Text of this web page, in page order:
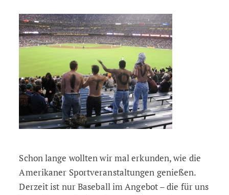
Rätselhafter Volkssport: Baseball bei
Schon lange wollten wir mal erkunden, wie die
Amerikaner Sportveranstaltungen genießen.
Derzeit ist nur Baseball im Angebot – die für uns